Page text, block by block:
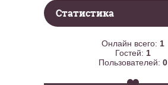
Статистика
Онлайн всего: 1
Гостей: 1
Пользователей: 0